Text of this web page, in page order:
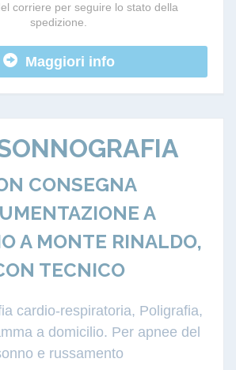
corriere per seguire lo stato della
spedizione.
Maggiori info
CONSEGNA
A
A MONTE RINALDO,
TECNICO
cardio-respiratoria, Poligrafia,
a domicilio. Per apnee del
e russamento